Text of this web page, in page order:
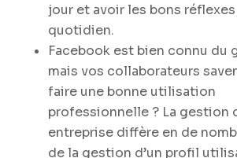
jour et avoir les bons réflexes
quotidien.
Facebook est bien connu du
mais vos collaborateurs
faire une bonne utilisation
professionnelle ? La gestion
entreprise diffère en de
de la gestion d’un profil